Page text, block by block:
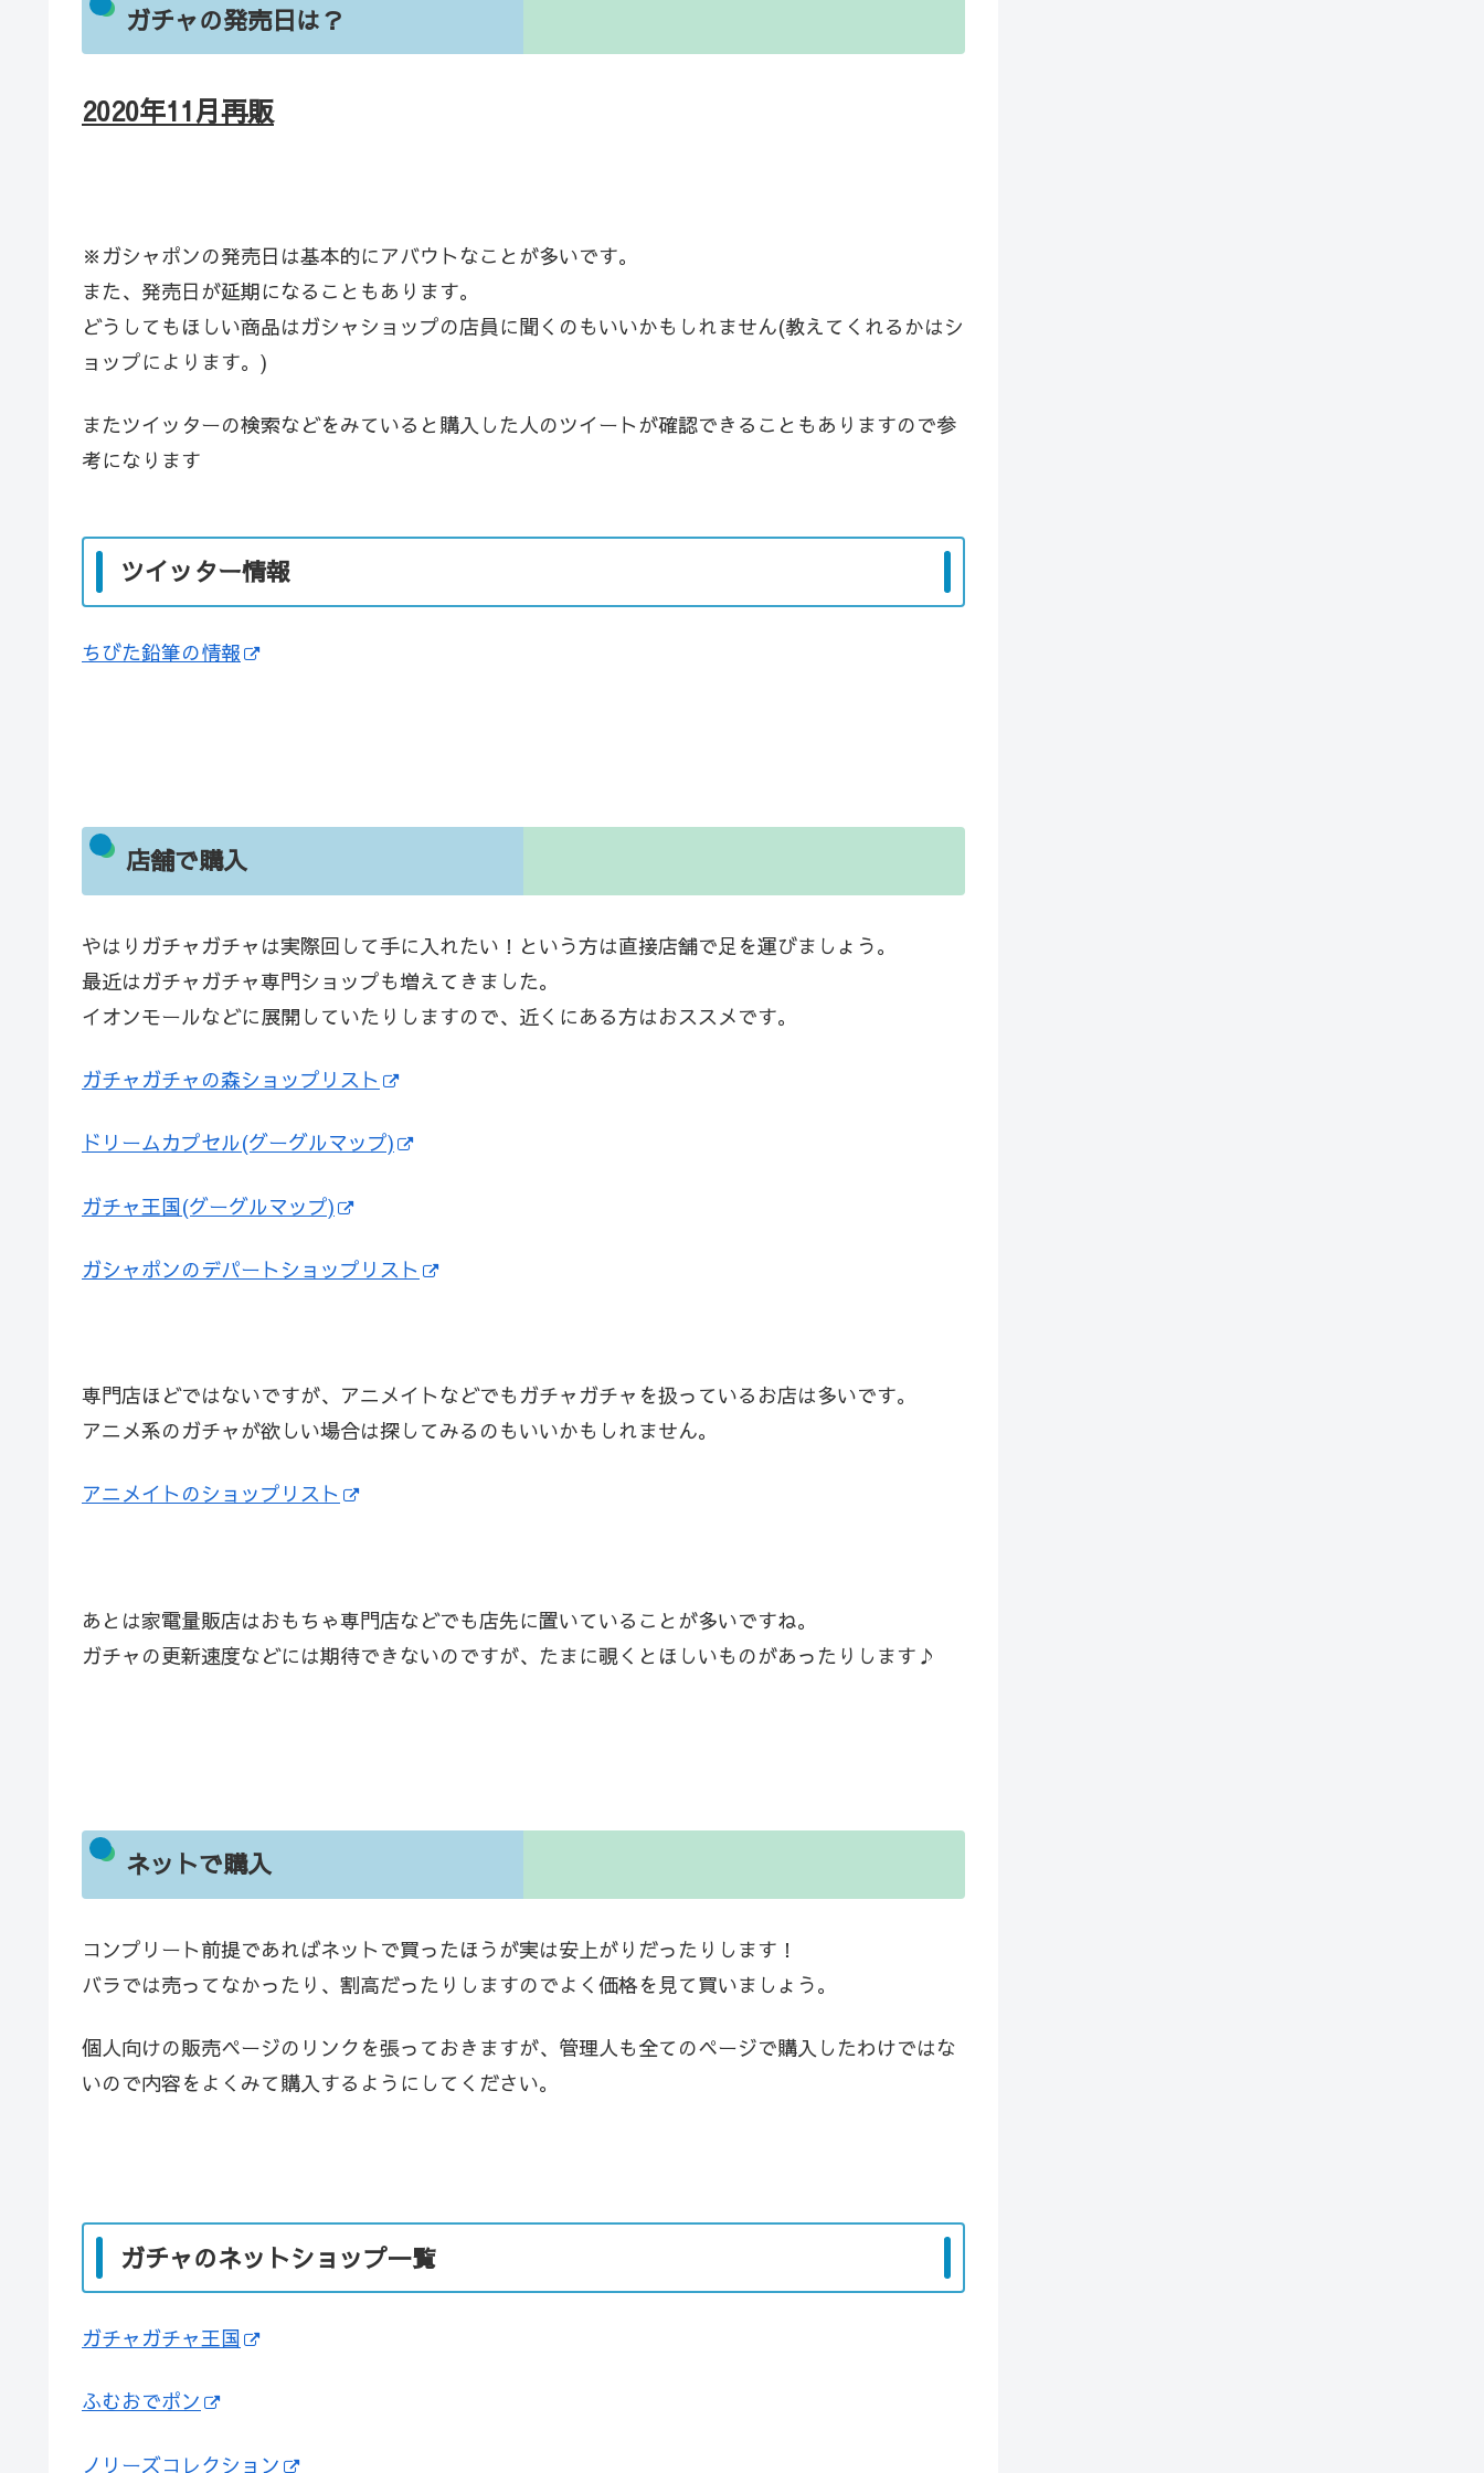
ガチャの発売日は？
2020年11月再販
※ガシャポンの発売日は基本的にアバウトなことが多いです。
また、発売日が延期になることもあります。
どうしてもほしい商品はガシャショップの店員に聞くのもいいかもしれません(教えてくれるかはシ
ョップによります。)
またツイッターの検索などをみていると購入した人のツイートが確認できることもありますので参
考になります
ツイッター情報
ちびた鉛筆の情報
店舗で購入
やはりガチャガチャは実際回して手に入れたい！という方は直接店舗で足を運びましょう。
最近はガチャガチャ専門ショップも増えてきました。
イオンモールなどに展開していたりしますので、近くにある方はおススメです。
ガチャガチャの森ショップリスト
ドリームカプセル(グーグルマップ)
ガチャ王国(グーグルマップ)
ガシャポンのデパートショップリスト
専門店ほどではないですが、アニメイトなどでもガチャガチャを扱っているお店は多いです。
アニメ系のガチャが欲しい場合は探してみるのもいいかもしれません。
アニメイトのショップリスト
あとは家電量販店はおもちゃ専門店などでも店先に置いていることが多いですね。
ガチャの更新速度などには期待できないのですが、たまに覗くとほしいものがあったりします♪
ネットで購入
コンプリート前提であればネットで買ったほうが実は安上がりだったりします！
バラでは売ってなかったり、割高だったりしますのでよく価格を見て買いましょう。
個人向けの販売ページのリンクを張っておきますが、管理人も全てのページで購入したわけではな
いので内容をよくみて購入するようにしてください。
ガチャのネットショップ一覧
ガチャガチャ王国
ふむおでポン
ノリーズコレクション